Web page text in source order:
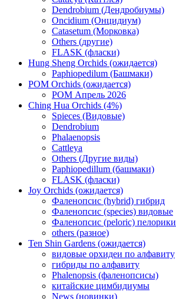
Dendrobium (Дендробиумы)
Oncidium (Онцидиум)
Catasetum (Морковка)
Others (другие)
FLASK (фласки)
Hung Sheng Orchids (ожидается)
Paphiopedilum (Башмаки)
POM Orchids (ожидается)
POM Апрель 2026
Ching Hua Orchids (4%)
Spieces (Видовые)
Dendrobium
Phalaenopsis
Cattleya
Others (Другие виды)
Paphiopedillum (башмаки)
FLASK (фласки)
Joy Orchids (ожидается)
Фаленопсис (hybrid) гибрид
Фаленопсис (species) видовые
Фаленопсис (peloric) пелорики
others (разное)
Ten Shin Gardens (ожидается)
видовые орхидеи по алфавиту
гибриды по алфавиту
Phalenopsis (фаленопсисы)
китайские цимбидиумы
News (новинки)